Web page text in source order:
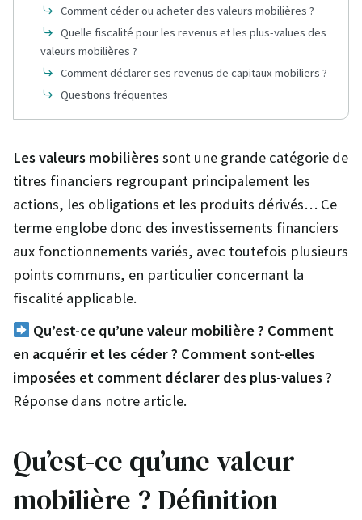
Comment céder ou acheter des valeurs mobilières ?
Quelle fiscalité pour les revenus et les plus-values des
valeurs mobilières ?
Comment déclarer ses revenus de capitaux mobiliers ?
Questions fréquentes
Les valeurs mobilièressont une grande catégorie de
titres financiers regroupant principalement les
actions, les obligations et les produits dérivés… Ce
terme englobe donc des investissements financiers
aux fonctionnements variés, avec toutefois plusieurs
points communs, en particulier concernant la
fiscalité applicable.
Qu’est-ce qu’une valeur mobilière ? Comment
en acquérir et les céder ? Comment sont-elles
imposées et comment déclarer des plus-values ?
Réponse dans notre article.
Qu’est-ce qu’une valeur
mobilière ? Définition